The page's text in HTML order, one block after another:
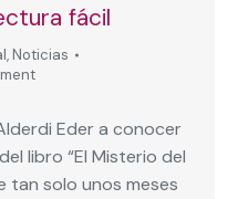
fácil
, Noticias
Eder a conocer
libro “El Misterio del
tan solo unos meses